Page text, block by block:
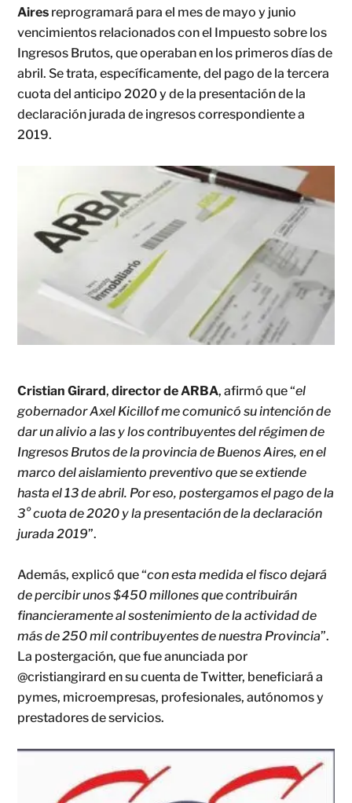
Aires reprogramará para el mes de mayo y junio
vencimientos relacionados con el Impuesto sobre los
Ingresos Brutos, que operaban en los primeros días de
abril. Se trata, específicamente, del pago de la tercera
cuota del anticipo 2020 y de la presentación de la
declaración jurada de ingresos correspondiente a
2019.
Cristian Girard,director de ARBA, afirmó que “el
gobernador Axel Kicillof me comunicó su intención de
dar un alivio a las y los contribuyentes del régimen de
Ingresos Brutos de la provincia de Buenos Aires, en el
marco del aislamiento preventivo que se extiende
hasta el 13 de abril. Por eso, postergamos el pago de la
3° cuota de 2020 y la presentación de la declaración
jurada 2019”.
Además, explicó que “con esta medida el fisco dejará
de percibir unos $450 millones que contribuirán
financieramente al sostenimiento de la actividad de
más de 250 mil contribuyentes de nuestra Provincia”.
La postergación, que fue anunciada por
@cristiangirard en su cuenta de Twitter, beneficiará a
pymes, microempresas, profesionales, autónomos y
prestadores de servicios.